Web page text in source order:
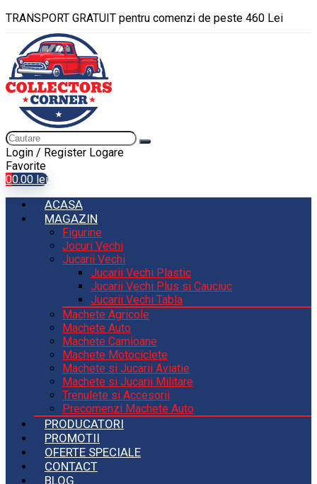
TRANSPORT GRATUIT pentru comenzi de peste 460 Lei
Login / Register Logare
Favorite
00.00 lei
ACASA
MAGAZIN
Figurine
Jocuri Vechi
Jucarii Vechi
Jucarii Vechi Plastic
Jucarii Vechi Plus si Cauciuc
Jucarii Vechi Tabla
Machete Agricole
Machete Auto
Machete Camioane
Machete Motociclete
Machete si Jucarii Aviatie
Machete si Jucarii Militare
Trenulete si Accesorii
Precomenzi Machete Auto
PRODUCATORI
PROMOTII
OFERTE SPECIALE
CONTACT
BLOG